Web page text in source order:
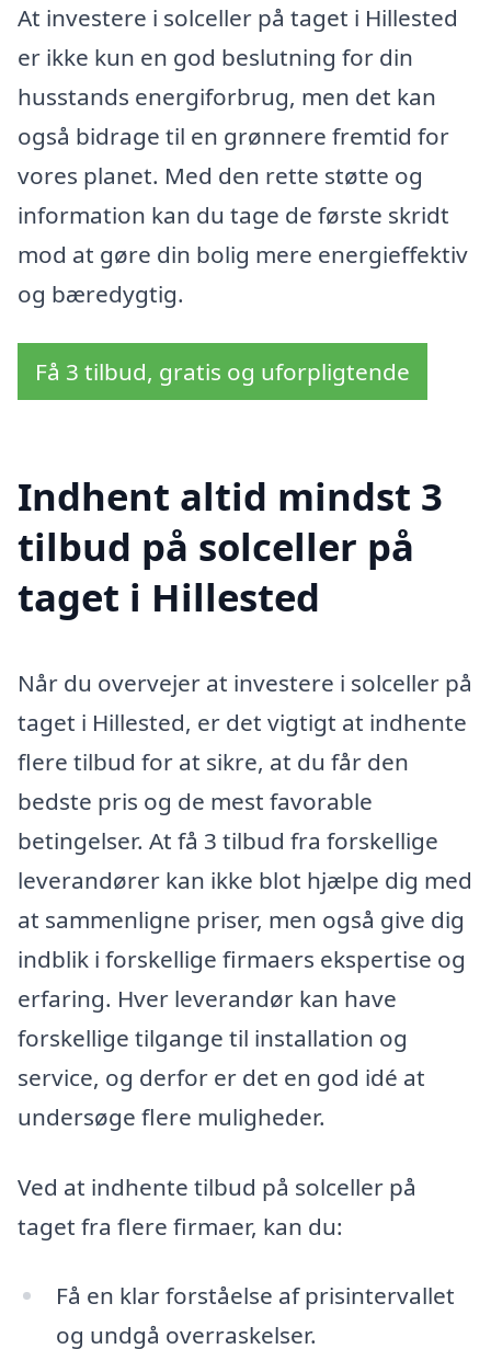
At investere i solceller på taget i Hillested
er ikke kun en god beslutning for din
husstands energiforbrug, men det kan
også bidrage til en grønnere fremtid for
vores planet. Med den rette støtte og
information kan du tage de første skridt
mod at gøre din bolig mere energieffektiv
og bæredygtig.
Få 3 tilbud, gratis og uforpligtende
Indhent altid mindst 3
tilbud på solceller på
taget i Hillested
Når du overvejer at investere i solceller på
taget i Hillested, er det vigtigt at indhente
flere tilbud for at sikre, at du får den
bedste pris og de mest favorable
betingelser. At få 3 tilbud fra forskellige
leverandører kan ikke blot hjælpe dig med
at sammenligne priser, men også give dig
indblik i forskellige firmaers ekspertise og
erfaring. Hver leverandør kan have
forskellige tilgange til installation og
service, og derfor er det en god idé at
undersøge flere muligheder.
Ved at indhente tilbud på solceller på
taget fra flere firmaer, kan du:
Få en klar forståelse af prisintervallet
og undgå overraskelser.